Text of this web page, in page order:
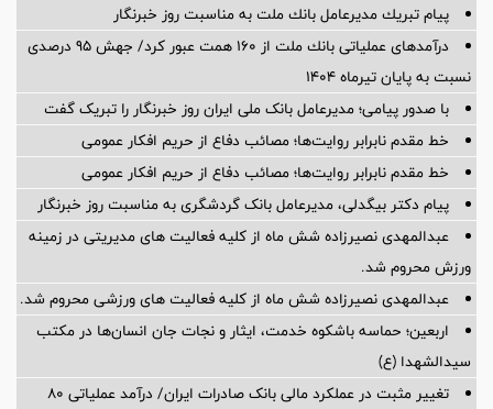
پیام تبریك مدیرعامل بانك ملت به مناسبت روز خبرنگار
درآمدهای عملیاتی بانك ملت از 160 همت عبور كرد/ جهش 95 درصدی
نسبت به پایان تیرماه 1404
با صدور پیامی؛ مدیرعامل بانک ملی ایران روز خبرنگار را تبریک گفت
خط مقدم نابرابر روایت‌ها؛ مصائب دفاع از حریم افکار عمومی
خط مقدم نابرابر روایت‌ها؛ مصائب دفاع از حریم افکار عمومی
پیام دکتر بیگدلی، مدیرعامل بانک گردشگری به مناسبت روز خبرنگار
عبدالمهدی نصیرزاده شش ماه از کلیه فعالیت های مدیریتی در زمینه
ورزش محروم شد.
عبدالمهدی نصیرزاده شش ماه از کلیه فعالیت های ورزشی محروم شد.
اربعین؛ حماسه باشکوه خدمت، ایثار و نجات جان انسان‌ها در مکتب
سیدالشهدا (ع)
تغییر مثبت در عملکرد مالی بانک صادرات ایران/ درآمد عملیاتی 80